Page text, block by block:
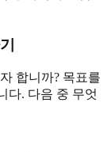
합니까? 목표를
다. 다음 중 무엇